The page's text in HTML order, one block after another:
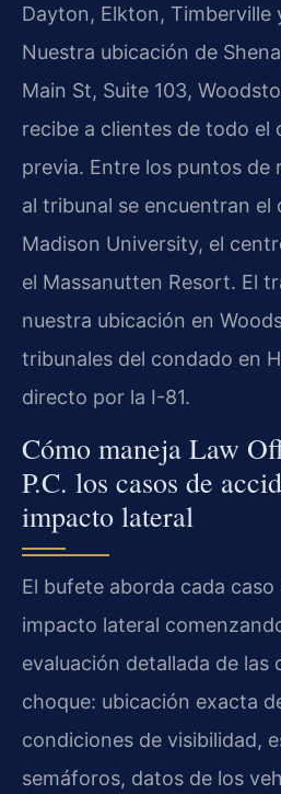
Dayton, Elkton, Timberville
Nuestra ubicación de
Main St, Suite 103,
recibe a clientes de todo el
previa. Entre los puntos de
al tribunal se encuentran el
Madison University, el
el Massanutten Resort. El
nuestra ubicación en
tribunales del condado en
directo por la I-81.
Cómo maneja Law
P.C. los casos de
impacto lateral
El bufete aborda cada
impacto lateral
evaluación detallada de las
choque: ubicación exacta
condiciones de visibilidad,
semáforos, datos de los